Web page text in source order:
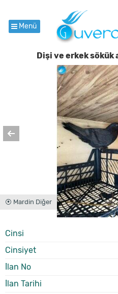
Menü
Dişi ve erkek sökük
⦿ Mardin Diğer
Cinsi
Cinsiyet
İlan No
İlan Tarihi